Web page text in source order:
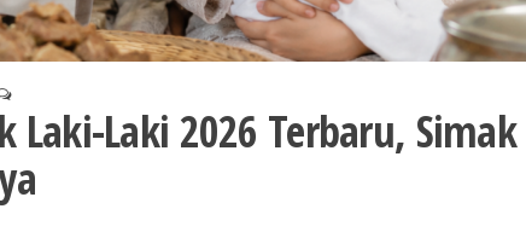
Laki-Laki 2026 Terbaru, Simak